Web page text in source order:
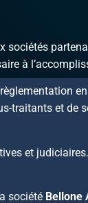
sociétés
à
traitants et de
et
société Bellone